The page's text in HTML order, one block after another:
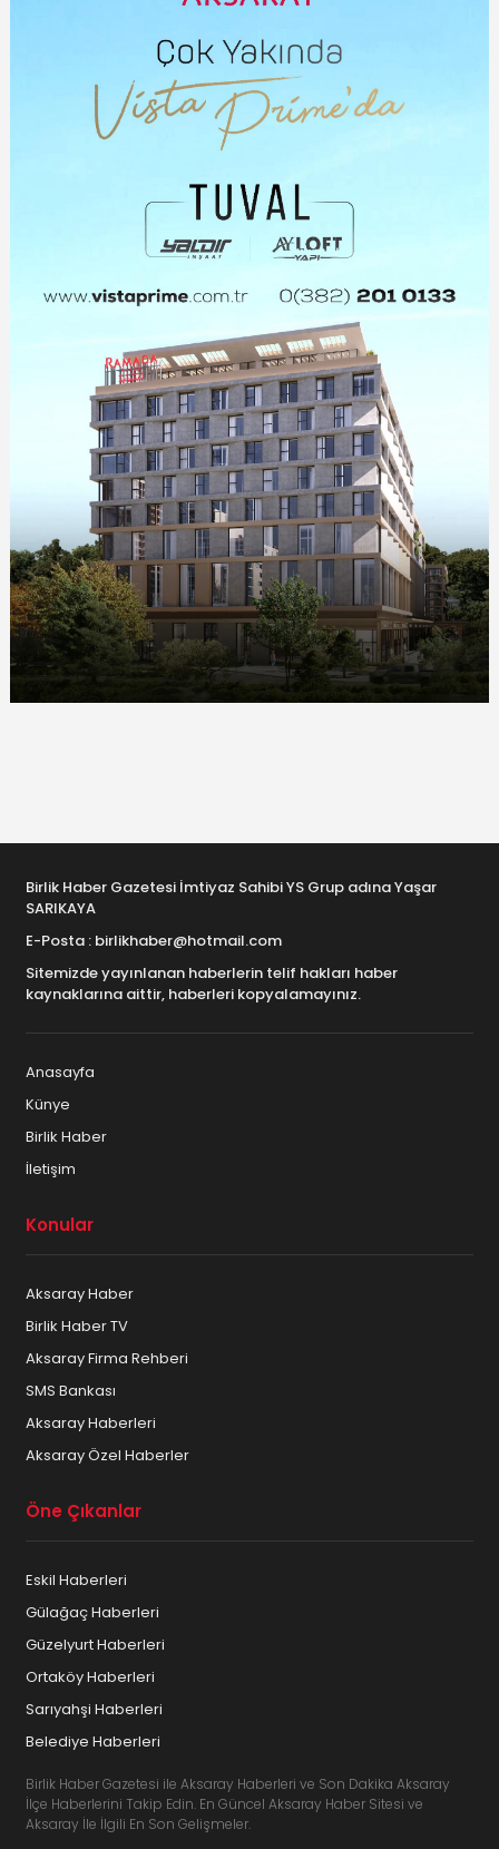
Birlik Haber Gazetesi İmtiyaz Sahibi YS Grup adına Yaşar
SARIKAYA
E-Posta : birlikhaber@hotmail.com
Sitemizde yayınlanan haberlerin telif hakları haber
kaynaklarına aittir, haberleri kopyalamayınız.
Anasayfa
Künye
Birlik Haber
İletişim
Konular
Aksaray Haber
Birlik Haber TV
Aksaray Firma Rehberi
SMS Bankası
Aksaray Haberleri
Aksaray Özel Haberler
Öne Çıkanlar
Eskil Haberleri
Gülağaç Haberleri
Güzelyurt Haberleri
Ortaköy Haberleri
Sarıyahşi Haberleri
Belediye Haberleri
Birlik Haber Gazetesi ile Aksaray Haberleri ve Son Dakika Aksaray
İlçe Haberlerini Takip Edin. En Güncel Aksaray Haber Sitesi ve
Aksaray İle İlgili En Son Gelişmeler.